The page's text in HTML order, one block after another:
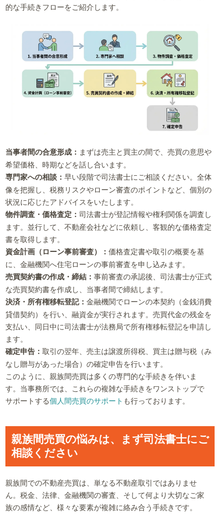
的な手続きフローをご紹介します。
当事者間の合意形成： まずは売主と買主の間で、売買の意思や
希望価格、時期などを話し合います。
専門家への相談：早い段階で司法書士にご相談ください。全体
像を把握し、税務リスクやローン審査のポイントなど、個別の
状況に応じたアドバイスをいたします。
物件調査・価格査定：司法書士が登記情報や権利関係を調査し
ます。並行して、不動産会社などに依頼し、客観的な価格査定
書を取得します。
資金計画（ローン事前審査）：価格査定書や取引の概要を基
に、金融機関へ住宅ローンの事前審査を申し込みます。
売買契約書の作成・締結：事前審査の承認後、司法書士が正式
な売買契約書を作成し、当事者間で締結します。
決済・所有権移転登記：金融機関でローンの本契約（金銭消費
貸借契約）を行い、融資金が実行されます。売買代金の残金を
支払い、同日中に司法書士が法務局で所有権移転登記を申請し
ます。
確定申告：取引の翌年、売主は譲渡所得税、買主は贈与税（み
なし贈与があった場合）の確定申告を行います。
このように、親族間売買は多くの専門的な手続きを伴いま
す。当事務所では、これらの複雑な手続きをワンストップで
サポートする個人間売買のサポート も行っております。
親族間売買の悩みは、まず司法書士にご
相談ください
親族間での不動産売買は、単なる不動産取引ではありませ
ん。税金、法律、金融機関の審査、そして何より大切なご家
族の感情など、様々な要素が複雑に絡み合う手続きです。